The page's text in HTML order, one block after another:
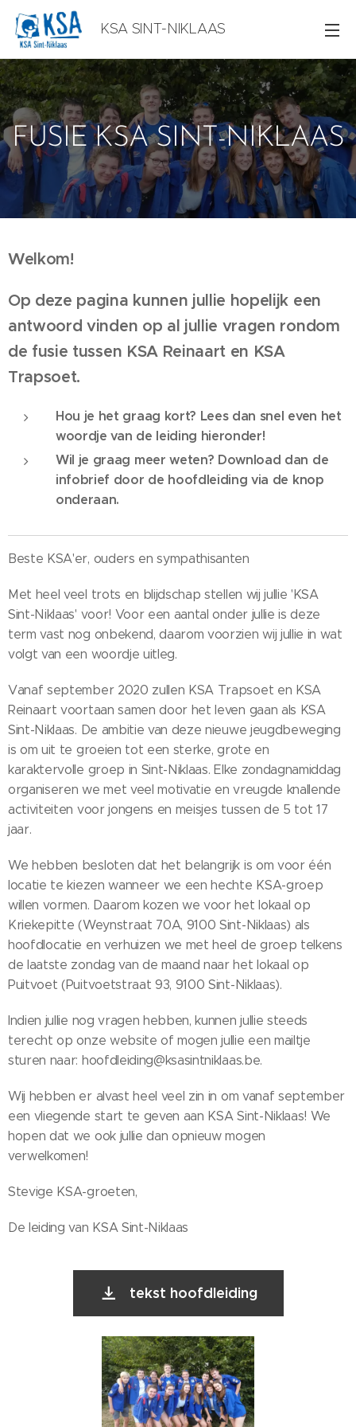
KSA SINT-NIKLAAS
FUSIE KSA SINT-NIKLAAS
Welkom!
Op deze pagina kunnen jullie hopelijk een
antwoord vinden op al jullie vragen rondom
de fusie tussen KSA Reinaart en KSA
Trapsoet.
Hou je het graag kort? Lees dan snel even het
woordje van de leiding hieronder!
Wil je graag meer weten? Download dan de
infobrief door de hoofdleiding via de knop
onderaan.
Beste KSA'er, ouders en sympathisanten
Met heel veel trots en blijdschap stellen wij jullie 'KSA
Sint-Niklaas' voor! Voor een aantal onder jullie is deze
term vast nog onbekend, daarom voorzien wij jullie in wat
volgt van een woordje uitleg.
Vanaf september 2020 zullen KSA Trapsoet en KSA
Reinaart voortaan samen door het leven gaan als KSA
Sint-Niklaas. De ambitie van deze nieuwe jeugdbeweging
is om uit te groeien tot een sterke, grote en
karaktervolle groep in Sint-Niklaas. Elke zondagnamiddag
organiseren we met veel motivatie en vreugde knallende
activiteiten voor jongens en meisjes tussen de 5 tot 17
jaar.
We hebben besloten dat het belangrijk is om voor één
locatie te kiezen wanneer we een hechte KSA-groep
willen vormen. Daarom kozen we voor het lokaal op
Kriekepitte (Weynstraat 70A, 9100 Sint-Niklaas) als
hoofdlocatie en verhuizen we met heel de groep telkens
de laatste zondag van de maand naar het lokaal op
Puitvoet (Puitvoetstraat 93, 9100 Sint-Niklaas).
Indien jullie nog vragen hebben, kunnen jullie steeds
terecht op onze website of mogen jullie een mailtje
sturen naar: hoofdleiding@ksasintniklaas.be.
Wij hebben er alvast heel veel zin in om vanaf september
een vliegende start te geven aan KSA Sint-Niklaas! We
hopen dat we ook jullie dan opnieuw mogen
verwelkomen!
Stevige KSA-groeten,
De leiding van KSA Sint-Niklaas
tekst hoofdleiding